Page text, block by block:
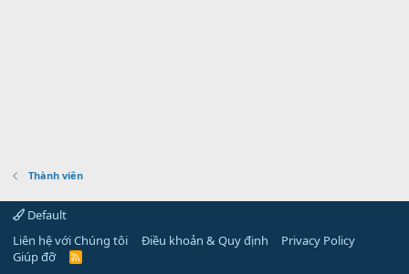
Thành viên
Default
Liên hệ với Chúng tôi
Điều khoản & Quy định
Privacy Policy
Giúp đỡ
R